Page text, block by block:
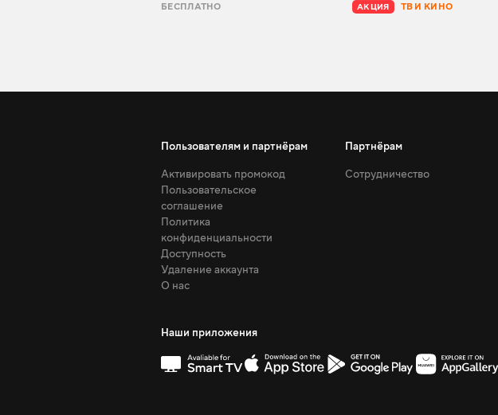
БЕСПЛАТНО
АКЦИЯ ТВ И КИНО
Пользователям и партнёрам
Активировать промокод
Пользовательское
соглашение
Политика
конфиденциальности
Доступность
Удаление аккаунта
О нас
Партнёрам
Сотрудничество
Наши приложения